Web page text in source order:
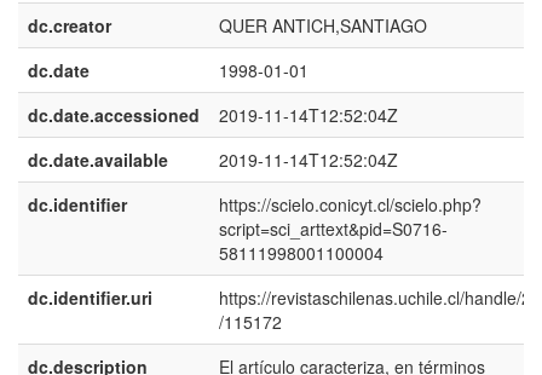
dc.creator
QUER ANTICH,SANTIAGO
dc.date
1998-01-01
dc.date.accessioned
2019-11-14T12:52:04Z
dc.date.available
2019-11-14T12:52:04Z
dc.identifier
https://scielo.conicyt.cl/scielo.php?
script=sci_arttext&pid=S0716-
58111998001100004
dc.identifier.uri
https://revistaschilenas.uchile.cl/handle/
/115172
dc.description
El artículo caracteriza, en términos